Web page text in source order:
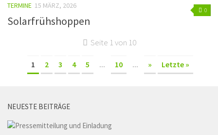
0
TERMINE 15 MÄRZ, 2026
Solarfrühshoppen
Seite 1 von 10
1 2 3 4 5 ... 10 ... » Letzte »
NEUESTE BEITRÄGE